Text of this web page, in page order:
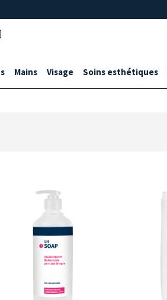
Mains Visage Soins esthétiques